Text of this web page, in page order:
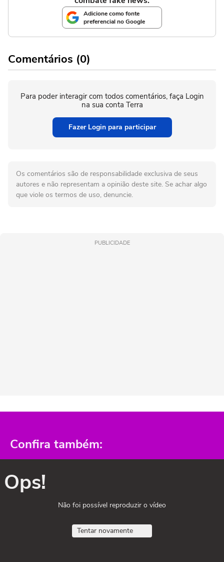
Adicione como fonte
preferencial no Google
Comentários (0)
Para poder interagir com todos comentários, faça Login
na sua conta Terra
Fazer Login para participar
Os comentários são de responsabilidade exclusiva de seus
autores e não representam a opinião deste site. Se achar algo
que viole os termos de uso, denuncie.
PUBLICIDADE
Confira também:
Ops!
Não foi possível reproduzir o vídeo
Tentar novamente